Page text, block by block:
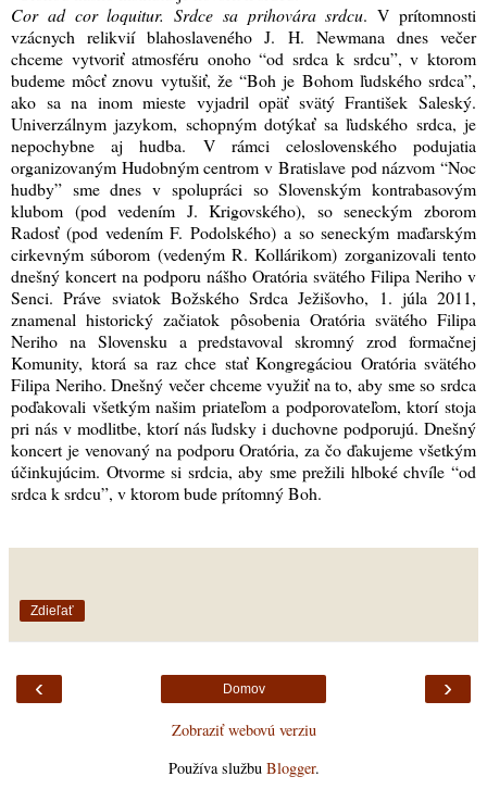
Cor ad cor loquitur. Srdce sa prihovára srdcu. V prítomnosti
vzácnych relikvií blahoslaveného J. H. Newmana dnes večer
chceme vytvoriť atmosféru onoho “od srdca k srdcu”, v ktorom
budeme môcť znovu vytušiť, že “Boh je Bohom ľudského srdca”,
ako sa na inom mieste vyjadril opäť svätý František Saleský.
Univerzálnym jazykom, schopným dotýkať sa ľudského srdca, je
nepochybne aj hudba. V rámci celoslovenského podujatia
organizovaným Hudobným centrom v Bratislave pod názvom “Noc
hudby” sme dnes v spolupráci so Slovenským kontrabasovým
klubom (pod vedením J. Krigovského), so seneckým zborom
Radosť (pod vedením F. Podolského) a so seneckým maďarským
cirkevným súborom (vedeným R. Kollárikom) zorganizovali tento
dnešný koncert na podporu nášho Oratória svätého Filipa Neriho v
Senci. Práve sviatok Božského Srdca Ježišovho, 1. júla 2011,
znamenal historický začiatok pôsobenia Oratória svätého Filipa
Neriho na Slovensku a predstavoval skromný zrod formačnej
Komunity, ktorá sa raz chce stať Kongregáciou Oratória svätého
Filipa Neriho. Dnešný večer chceme využiť na to, aby sme so srdca
poďakovali všetkým našim priateľom a podporovateľom, ktorí stoja
pri nás v modlitbe, ktorí nás ľudsky i duchovne podporujú. Dnešný
koncert je venovaný na podporu Oratória, za čo ďakujeme všetkým
účinkujúcim. Otvorme si srdcia, aby sme prežili hlboké chvíle “od
srdca k srdcu”, v ktorom bude prítomný Boh.
Zdieľať
‹ ›
Domov
Zobraziť webovú verziu
Používa službu Blogger.